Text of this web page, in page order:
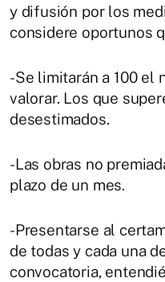
y difusión por los
considere oportunos
-Se limitarán a 100 el
valorar. Los que
desestimados.
-Las obras no
plazo de un mes.
-Presentarse al
de todas y cada una
convocatoria,